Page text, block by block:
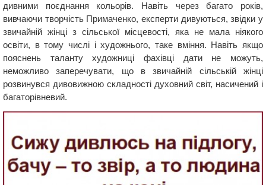
дивними поєднання кольорів. Навіть через багато років,
вивчаючи творчість Примаченко, експерти дивуються, звідки у
звичайній жінці з сільської місцевості, яка не мала ніякого
освіти, в тому числі і художнього, таке вміння. Навіть якщо
пояснень таланту художниці фахівці дати не можуть,
неможливо заперечувати, що в звичайній сільській жінці
розвинувся дивовижною складності духовний світ, насичений і
багаторівневий.